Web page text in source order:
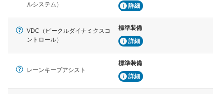
ルシステム）
詳細
VDC（ビークルダイナミクスコ
ントロール）
標準装備
詳細
レーンキープアシスト
標準装備
詳細